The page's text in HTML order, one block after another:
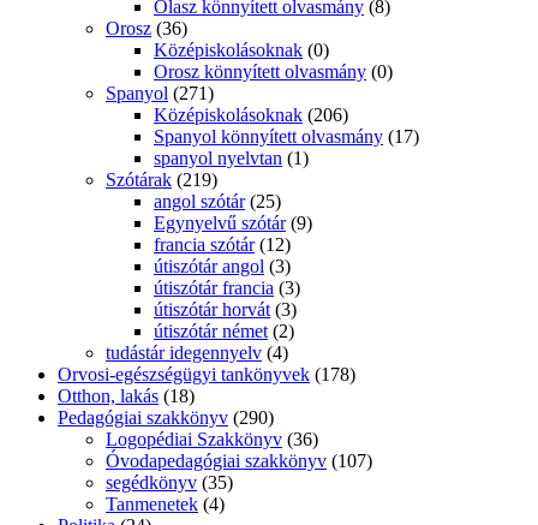
Olasz könnyített olvasmány (8)
Orosz (36)
Középiskolásoknak (0)
Orosz könnyített olvasmány (0)
Spanyol (271)
Középiskolásoknak (206)
Spanyol könnyített olvasmány (17)
spanyol nyelvtan (1)
Szótárak (219)
angol szótár (25)
Egynyelvű szótár (9)
francia szótár (12)
útiszótár angol (3)
útiszótár francia (3)
útiszótár horvát (3)
útiszótár német (2)
tudástár idegennyelv (4)
Orvosi-egészségügyi tankönyvek (178)
Otthon, lakás (18)
Pedagógiai szakkönyv (290)
Logopédiai Szakkönyv (36)
Óvodapedagógiai szakkönyv (107)
segédkönyv (35)
Tanmenetek (4)